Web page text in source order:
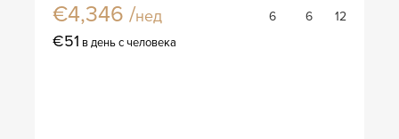
€4,346 /нед 6 6 12
€51 в день с человека